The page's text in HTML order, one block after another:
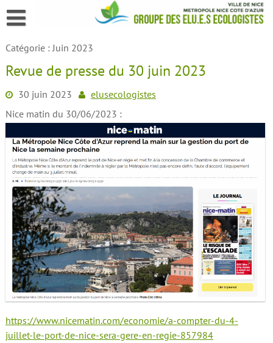
to
content
Catégorie :Juin 2023
Revue de presse du 30 juin 2023
30 juin 2023
elusecologistes
Nice matin du 30/06/2023 :
https://www.nicematin.com/economie/a-compter-du-4-
juillet-le-port-de-nice-sera-gere-en-regie-857984